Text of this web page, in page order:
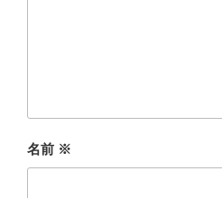
名前 ※